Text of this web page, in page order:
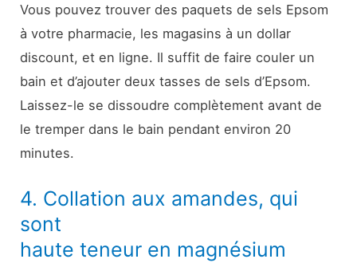
Vous pouvez trouver des paquets de sels Epsom
à votre pharmacie, les magasins à un dollar
discount, et en ligne. Il suffit de faire couler un
bain et d’ajouter deux tasses de sels d’Epsom.
Laissez-le se dissoudre complètement avant de
le tremper dans le bain pendant environ 20
minutes.
4. Collation aux amandes, qui
sont
haute teneur en magnésium